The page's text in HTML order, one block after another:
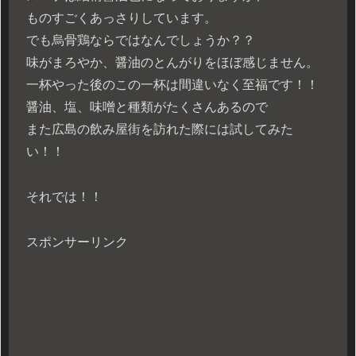
ものすごくあっさりしています。
でも烏骨鶏ならではなんでしょうか？？
味がまろやか、醤油のとんがりをほぼ感じません。
一杯やった後のこの一杯は間違いなく至福です！！
醤油、塩、味噌と種類がたくさんあるので
また広島の飲み屋街を訪れた際には試してみた
い！！
それでは！！
スポンサーリンク